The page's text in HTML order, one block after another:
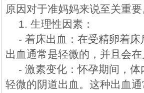
原因对于准妈妈来说至关重要
1. 生理性因素：
- 着床出血：在受精卵着
出血通常是轻微的，并且会
- 激素变化：怀孕期间，
轻微的阴道出血。这种出血